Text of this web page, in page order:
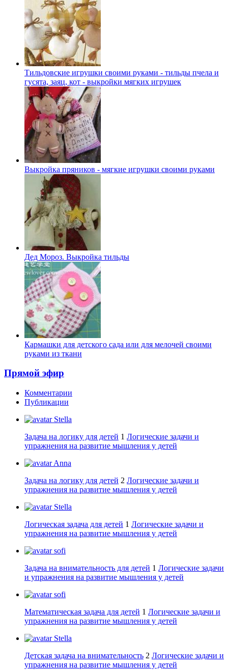
Тильдовские игрушки своими руками - тильды пчела и
гусята, заяц, кот - выкройки мягких игрушек
Выкройка пряников - мягкие игрушки своими руками
Дед Мороз. Выкройка тильды
Кармашки для детского сада или для мелочей своими
руками из ткани
Прямой эфир
Комментарии
Публикации
Stella
Задача на логику для детей 1 Логические задачи и
упражнения на развитие мышления у детей
Anna
Задача на логику для детей 2 Логические задачи и
упражнения на развитие мышления у детей
Stella
Логическая задача для детей 1 Логические задачи и
упражнения на развитие мышления у детей
sofi
Задача на внимательность для детей 1 Логические задачи
и упражнения на развитие мышления у детей
sofi
Математическая задача для детей 1 Логические задачи и
упражнения на развитие мышления у детей
Stella
Детская задача на внимательность 2 Логические задачи и
упражнения на развитие мышления у детей